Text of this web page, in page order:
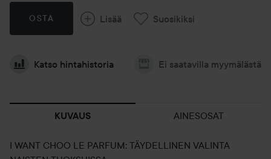
OSTA Lisää Suosikiksi
Katso hintahistoria Ei saatavilla myymälästä
KUVAUS AINESOSAT
I WANT CHOO LE PARFUM: TÄYDELLINEN VALINTA